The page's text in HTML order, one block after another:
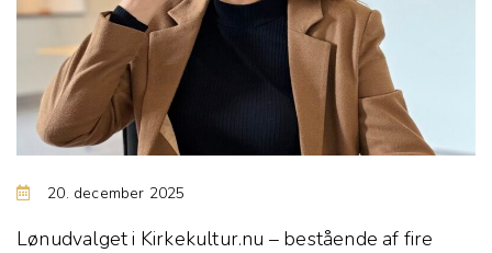
20. december 2025
Lønudvalget i Kirkekultur.nu – bestående af fire